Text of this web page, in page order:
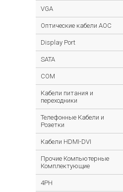
VGA
Оптические кабели AOC
Display Port
SATA
COM
Кабели питания и
переходники
Телефонные Кабели и
Розетки
Кабели HDMI-DVI
Прочие Компьютерные
Комплектующие
4PH